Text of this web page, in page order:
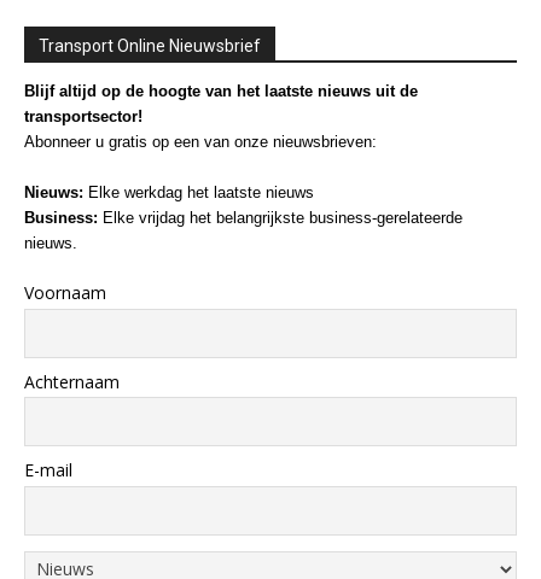
Transport Online Nieuwsbrief
Blijf altijd op de hoogte van het laatste nieuws uit de
transportsector!
Abonneer u gratis op een van onze nieuwsbrieven:
Nieuws: Elke werkdag het laatste nieuws
Business: Elke vrijdag het belangrijkste business-gerelateerde
nieuws.
Voornaam
Achternaam
E-mail